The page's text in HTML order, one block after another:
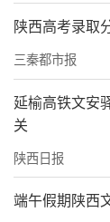
工，有力保
陕西高考录取
三秦都市报
延榆高铁文安
关
陕西日报
端午假期陕西